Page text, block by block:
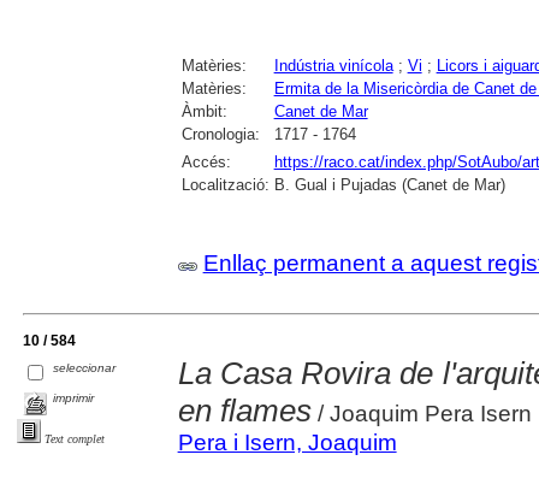
Matèries: Indústria vinícola; Vi ;
Licors i
Matèries:
Ermita de la Misericòrdia de Canet
Àmbit:
Canet de Mar
Cronologia:
1717 - 1764
Accés:
https://raco.cat/index.php/SotAubo/
Localització: B. Gual i Pujadas (Canet de Mar)
Enllaç permanent a aquest
10 / 584
seleccionar
imprimir
Text complet
La Casa Rovira de
en flames/ Joaquim Pera Isern
Pera i Isern, Joaquim